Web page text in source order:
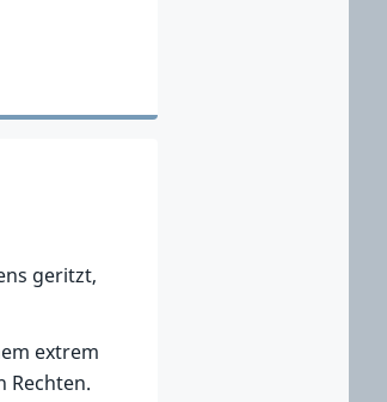
geritzt,
extrem
Rechten.